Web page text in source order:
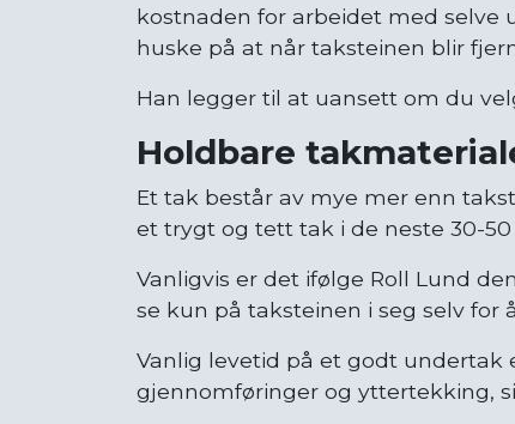
kostnaden for arbeidet med selve
huske på at når taksteinen blir
Han legger til at uansett om du
Holdbare
Et tak består av mye mer enn
et trygt og tett tak i de neste 30-50
Vanligvis er det ifølge Roll Lund
se kun på taksteinen i seg selv
Vanlig levetid på et godt
gjennomføringer og yttertekking,